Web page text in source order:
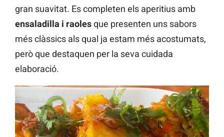
gran suavitat. Es completen els aperitius amb
ensaladilla i raolesque presenten uns sabors
més clàssics als qual ja estam més acostumats,
però que destaquen per la seva cuidada
elaboració.